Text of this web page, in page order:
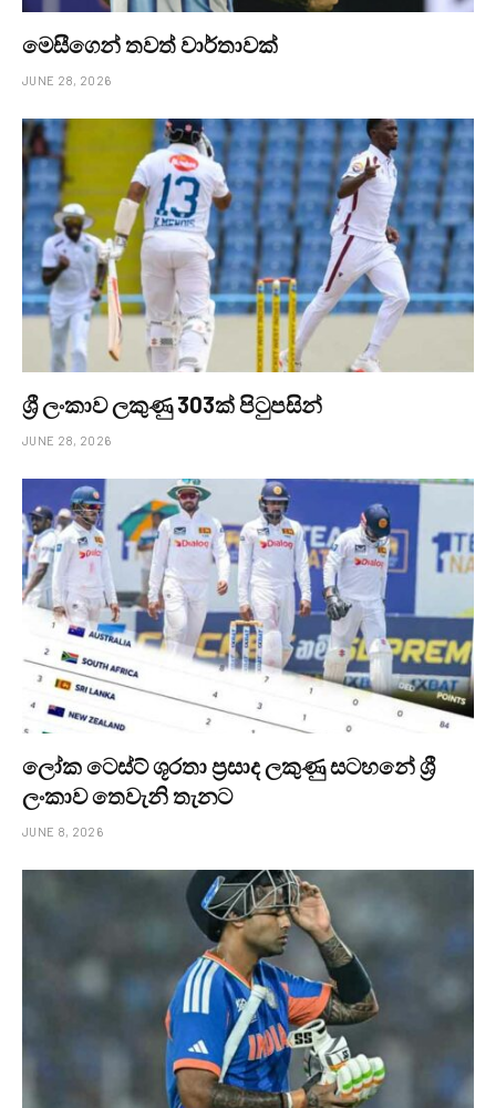
මෙසීගෙන් තවත් වාර්තාවක්
JUNE 28, 2026
ශ්‍රී ලංකාව ලකුණු 303ක් පිටුපසින්
JUNE 28, 2026
ලෝක ටෙස්ට් ශූරතා ප්‍රසාද ලකුණු සටහනේ ශ්‍රී
ලංකාව තෙවැනි තැනට
JUNE 8, 2026